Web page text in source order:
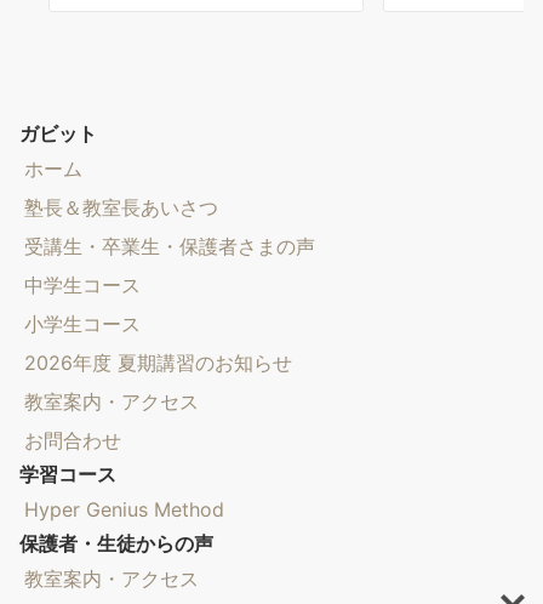
ガビット
ホーム
塾長＆教室長あいさつ
受講生・卒業生・保護者さまの声
中学生コース
小学生コース
2026年度 夏期講習のお知らせ
教室案内・アクセス
お問合わせ
学習コース
Hyper Genius Method
保護者・生徒からの声
教室案内・アクセス